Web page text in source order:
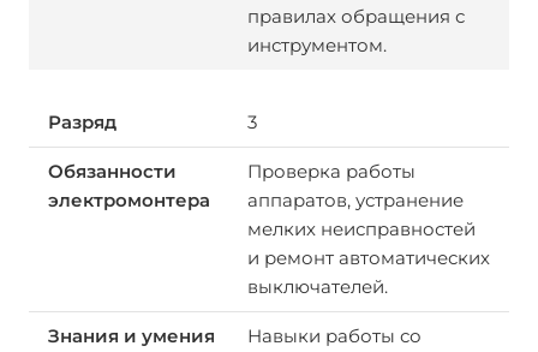
правилах обращения с
инструментом.
3
Проверка работы
аппаратов, устранение
мелких неисправностей
и ремонт автоматических
выключателей.
Навыки работы со